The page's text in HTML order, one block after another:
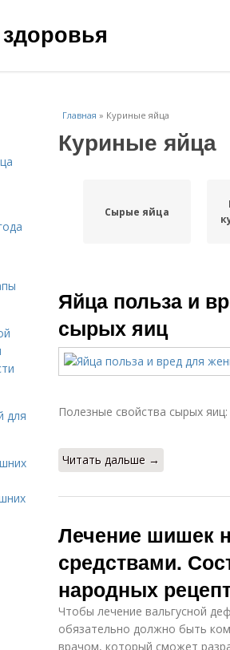
Главная » Куриные яйца
Куриные яйца
Сырые яйца
Яйца польза и
сырых яиц
Полезные свойства сырых яиц:
Читать дальше →
Лечение шишек
средствами.
народных
Чтобы лечение вальгусной
обязательно должно быть
врачом, который сможет
для